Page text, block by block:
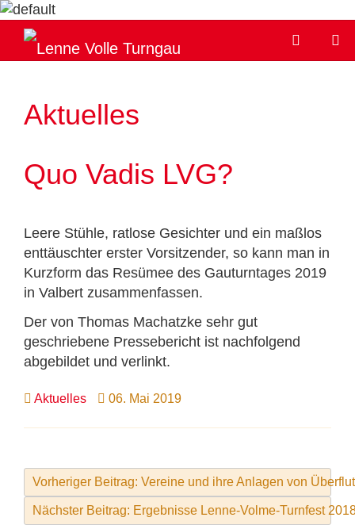
Aktuelles
Quo Vadis LVG?
Leere Stühle, ratlose Gesichter und ein maßlos
enttäuschter erster Vorsitzender, so kann man in
Kurzform das Resümee des Gauturntages 2019
in Valbert zusammenfassen.
Der von Thomas Machatzke sehr gut
geschriebene Pressebericht ist nachfolgend
abgebildet und verlinkt.
Aktuelles 06. Mai 2019
Vorheriger Beitrag: Vereine und ihre Anlagen von
Nächster Beitrag: Ergebnisse Lenne-Volme-Turnfest